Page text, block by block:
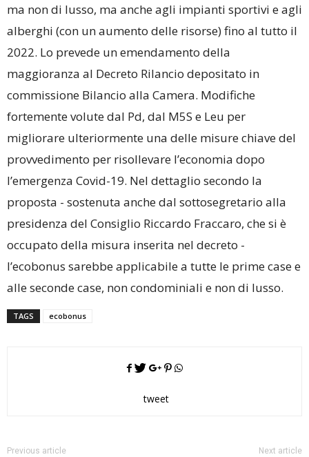
ma non di lusso, ma anche agli impianti sportivi e agli
alberghi (con un aumento delle risorse) fino al tutto il
2022. Lo prevede un emendamento della
maggioranza al Decreto Rilancio depositato in
commissione Bilancio alla Camera. Modifiche
fortemente volute dal Pd, dal M5S e Leu per
migliorare ulteriormente una delle misure chiave del
provvedimento per risollevare l’economia dopo
l’emergenza Covid-19. Nel dettaglio secondo la
proposta - sostenuta anche dal sottosegretario alla
presidenza del Consiglio Riccardo Fraccaro, che si è
occupato della misura inserita nel decreto -
l’ecobonus sarebbe applicabile a tutte le prime case e
alle seconde case, non condominiali e non di lusso.
TAGS ecobonus
tweet
Previous article Next article